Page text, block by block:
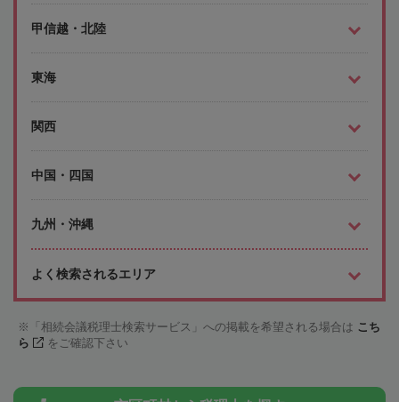
甲信越・北陸
東海
関西
中国・四国
九州・沖縄
よく検索されるエリア
「相続会議税理士検索サービス」への掲載を希望される場合は こち
ら
をご確認下さい